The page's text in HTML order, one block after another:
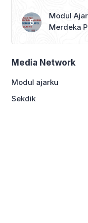
Modul
Merdeka
Media Network
Modul ajarku
Sekdik